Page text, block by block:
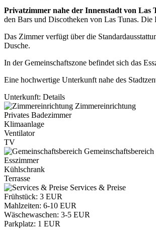
Privatzimmer nahe der Innenstadt von Las
den Bars und Discotheken von Las Tunas.
Das Zimmer verfügt über die
Dusche.
In der Gemeinschaftszone befindet sich das
Eine hochwertige Unterkunft nahe des
Unterkunft: Details
Zimmereinrichtung
Privates Badezimmer
Klimaanlage
Ventilator
TV
Gemeinschaftsbereich
Esszimmer
Kühlschrank
Terrasse
Services & Preise
Frühstück: 3 EUR
Mahlzeiten: 6-10 EUR
Wäschewaschen: 3-5 EUR
Parkplatz: 1 EUR